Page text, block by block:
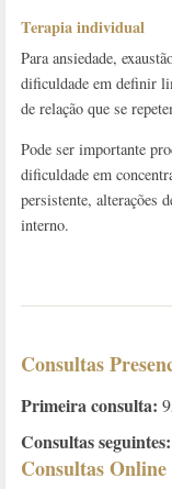
Terapia individual
Para ansiedade,
dificuldade em definir
de relação que se
Pode ser importante
dificuldade em
persistente, alterações
interno.
Consultas
Primeira consulta:
Consultas seguintes:
Consultas Online